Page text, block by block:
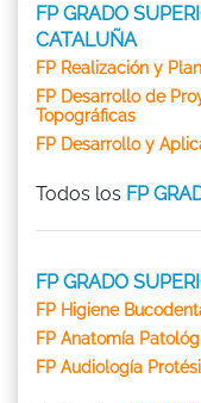
FP GRADO
CATALUÑA
FP Realización y
FP Desarrollo de
Topográficas
FP Desarrollo y
Todos los FP
FP GRADO
FP Higiene
FP Anatomía
FP Audiología